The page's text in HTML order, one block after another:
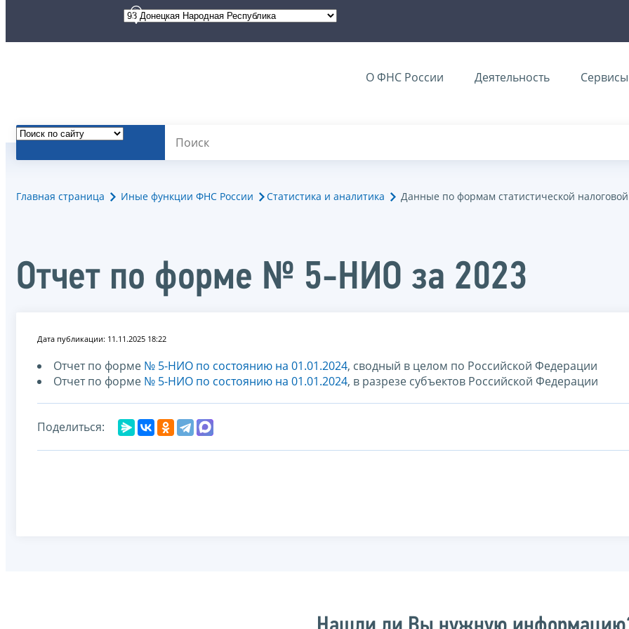
О ФНС России Деятельность Сервисы
Главная страница Иные функции ФНС России Статистика и аналитика Данные по формам статистической
Отчет по форме № 5-НИО за 2023
Дата публикации: 11.11.2025 18:22
Отчет по форме № 5-НИО по состоянию на 01.01.2024, сводный в целом по Российской Федерации
Отчет по форме № 5-НИО по состоянию на 01.01.2024, в разрезе субъектов Российской Федерации
Поделиться: